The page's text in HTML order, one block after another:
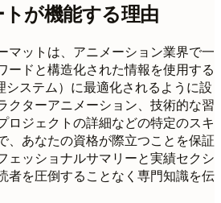
が機能する理由
マットは、アニメーション業界で一
ードと構造化された情報を使用する
システム）に最適化されるように設
クターアニメーション、技術的な習
ロジェクトの詳細などの特定のスキ
、あなたの資格が際立つことを保証
ェッショナルサマリーと実績セクシ
者を圧倒することなく専門知識を伝